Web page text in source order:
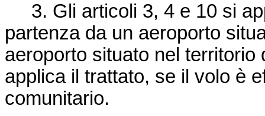
3. Gli articoli 3, 4 e 10 si
partenza da un aeroporto
aeroporto situato nel
applica il trattato, se il volo è
comunitario.